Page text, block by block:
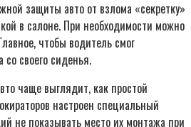
защиты авто от взлома «секретку»
в салоне. При необходимости можно
чтобы водитель смог
со своего сиденья.
чаще выглядит, как простой
настроен специальный
не показывать место их монтажа при